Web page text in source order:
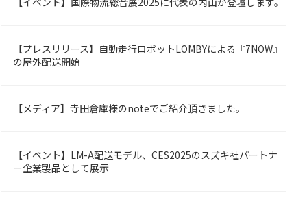
【プレスリリース】自動走行ロボットLOMBYによる『7NOW』
の屋外配送開始
【メディア】寺田倉庫様のnoteでご紹介頂きました。
【イベント】LM-A配送モデル、CES2025のスズキ社パートナ
ー企業製品として展示